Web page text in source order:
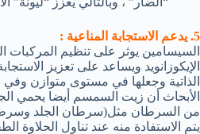
5. يدعم الاستجابة المناعية :
السيسامين يوثر على تنظيم المركبات
الإيكوزانويد ويساعد على تعزيز
الذاتية وجعلها في مستوى متوازن
الأبحاث أن زيت السمسم أيضا يحمي
من السرطان مثل(سرطان الجلد
يتم الاستفادة منه عند تناول الحلاوة